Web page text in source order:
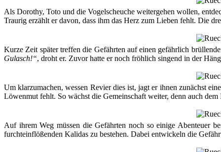
Als Dorothy, Toto und die Vogelscheuche weitergehen wollen,
Traurig erzählt er davon, dass ihm das Herz zum Lieben fehlt. Die
Kurze Zeit später treffen die Gefährten auf einen gefährlich
Gulasch!“, droht er. Zuvor hatte er noch fröhlich singend in der
Um klarzumachen, wessen Revier dies ist, jagt er ihnen zunächst
Löwenmut fehlt. So wächst die Gemeinschaft weiter, denn auch
Auf ihrem Weg müssen die Gefährten noch so einige Abenteuer
furchteinflößenden Kalidas zu bestehen. Dabei entwickeln die